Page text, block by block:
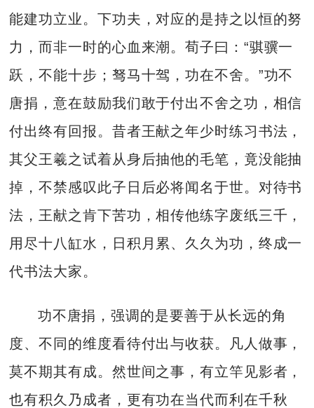
能建功立业。下功夫，对应的是持之以恒的努
力，而非一时的心血来潮。荀子曰：“骐骥一
跃，不能十步；驽马十驾，功在不舍。”功不
唐捐，意在鼓励我们敢于付出不舍之功，相信
付出终有回报。昔者王献之年少时练习书法，
其父王羲之试着从身后抽他的毛笔，竟没能抽
掉，不禁感叹此子日后必将闻名于世。对待书
法，王献之肯下苦功，相传他练字废纸三千，
用尽十八缸水，日积月累、久久为功，终成一
代书法大家。
功不唐捐，强调的是要善于从长远的角
度、不同的维度看待付出与收获。凡人做事，
莫不期其有成。然世间之事，有立竿见影者，
也有积久乃成者，更有功在当代而利在千秋